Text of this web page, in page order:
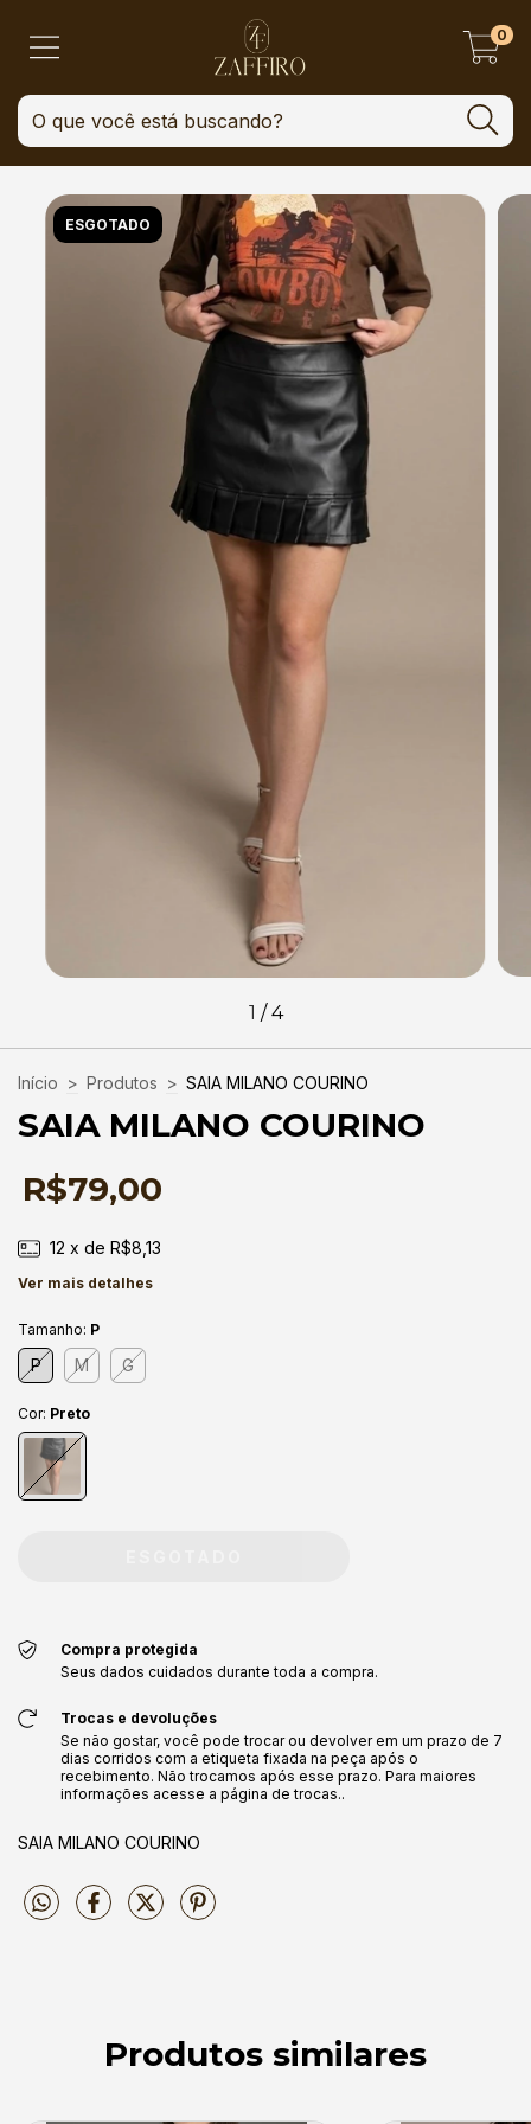
0
ESGOTADO
1 /4
Início > Produtos > SAIA MILANO COURINO
SAIA MILANO COURINO
R$79,00
12 x de R$8,13
Ver mais detalhes
Tamanho: P
P M G
Cor: Preto
Compra protegida
Seus dados cuidados durante toda a compra.
Trocas e devoluções
Se não gostar, você pode trocar ou devolver em um prazo de 7
dias corridos com a etiqueta fixada na peça após o
recebimento. Não trocamos após esse prazo. Para maiores
informações acesse a página de trocas..
SAIA MILANO COURINO
Produtos similares